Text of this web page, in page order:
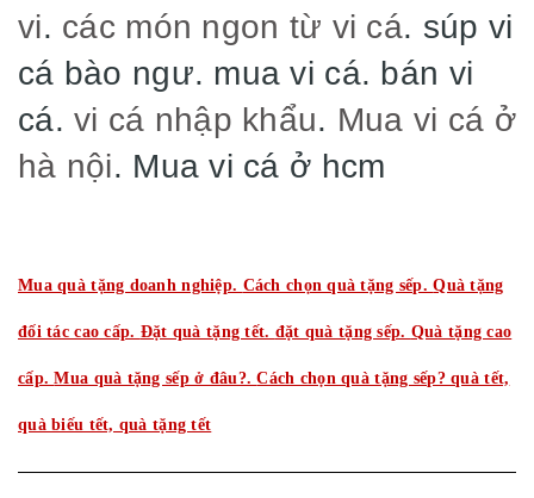
vi. các món ngon từ vi cá. súp vi
cá bào ngư. mua vi cá. bán vi
cá.vi cá nhập khẩu. Mua vi cá ở
hà nội. Mua vi cá ở hcm
Mua quà tặng doanh nghiệp. Cách chọn quà tặng sếp.Quà tặng
đối tác cao cấp. Đặt quà tặng tết. đặt quà tặng sếp. Quà tặng cao
cấp.Mua quà tặng sếp ở đâu?.Cách chọn quà tặng sếp? quà tết,
quà biếu tết, quà tặng tết